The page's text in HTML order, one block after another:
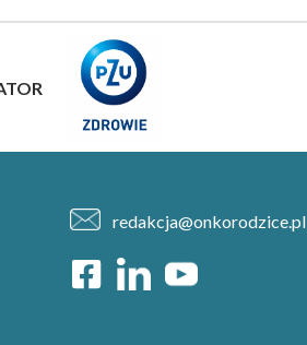
redakcja@onkorodzice.pl